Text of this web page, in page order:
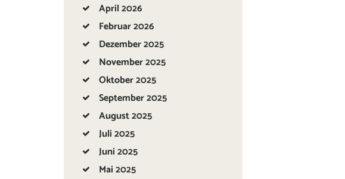
April2026
Februar2026
Dezember2025
November2025
Oktober2025
September2025
August2025
Juli2025
Juni2025
Mai2025